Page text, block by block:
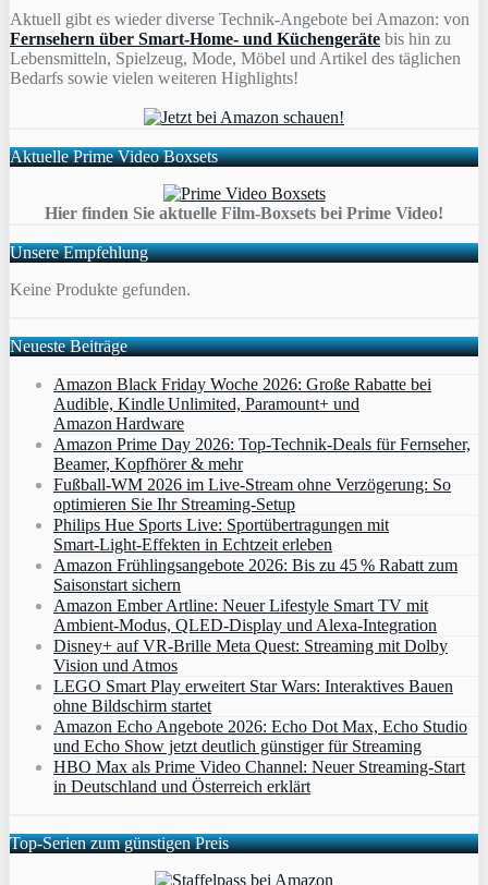
Aktuell gibt es wieder diverse Technik-Angebote bei Amazon: von
Fernsehern über Smart-Home- und Küchengeräte bis hin zu
Lebensmitteln, Spielzeug, Mode, Möbel und Artikel des täglichen
Bedarfs sowie vielen weiteren Highlights!
Aktuelle Prime Video Boxsets
Hier finden Sie aktuelle Film-Boxsets bei Prime Video!
Unsere Empfehlung
Keine Produkte gefunden.
Neueste Beiträge
Amazon Black Friday Woche 2026: Große Rabatte bei
Audible, Kindle Unlimited, Paramount+ und
Amazon Hardware
Amazon Prime Day 2026: Top-Technik-Deals für Fernseher,
Beamer, Kopfhörer & mehr
Fußball-WM 2026 im Live-Stream ohne Verzögerung: So
optimieren Sie Ihr Streaming-Setup
Philips Hue Sports Live: Sportübertragungen mit
Smart‑Light‑Effekten in Echtzeit erleben
Amazon Frühlingsangebote 2026: Bis zu 45 % Rabatt zum
Saisonstart sichern
Amazon Ember Artline: Neuer Lifestyle Smart TV mit
Ambient‑Modus, QLED‑Display und Alexa‑Integration
Disney+ auf VR-Brille Meta Quest: Streaming mit Dolby
Vision und Atmos
LEGO Smart Play erweitert Star Wars: Interaktives Bauen
ohne Bildschirm startet
Amazon Echo Angebote 2026: Echo Dot Max, Echo Studio
und Echo Show jetzt deutlich günstiger für Streaming
HBO Max als Prime Video Channel: Neuer Streaming‑Start
in Deutschland und Österreich erklärt
Top-Serien zum günstigen Preis